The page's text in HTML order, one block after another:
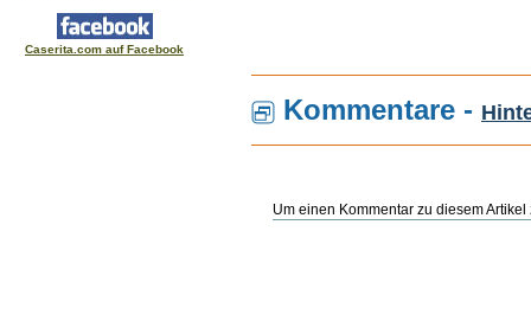
Caserita.com auf Facebook
Kommentare -
Um einen Kommentar zu diesem